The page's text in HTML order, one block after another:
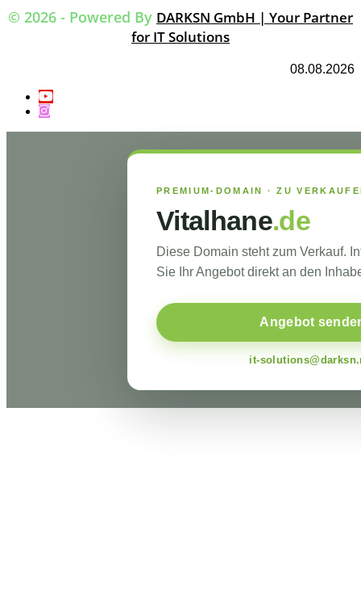
© 2026 - Powered By DARKSN GmbH | Your Partner
for IT Solutions
08.08.2026
PREMIUM-DOMAIN · ZU
Vitalhane.de
Diese Domain steht zum Verkauf.
Sie Ihr Angebot direkt an den
Angebot
it-